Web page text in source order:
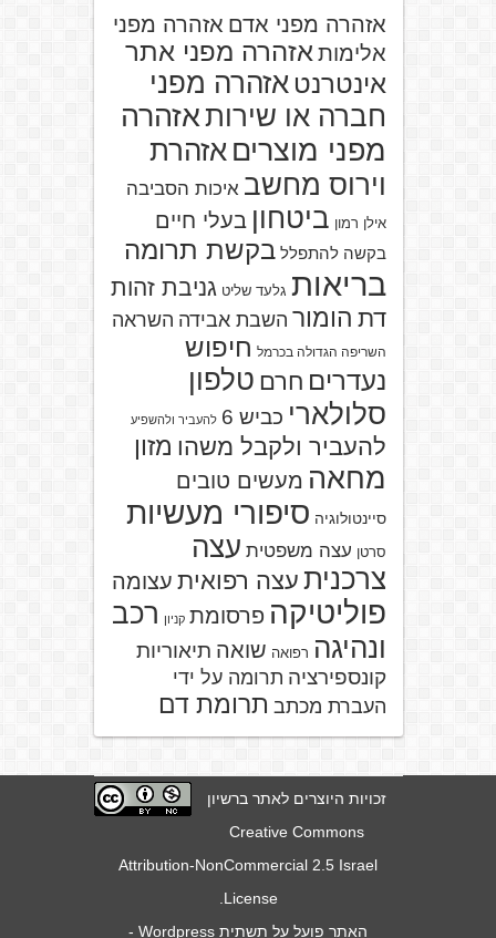
אזהרה מפני אדם אזהרה מפני
אלימות אזהרה מפני אתר
אינטרנט אזהרה מפני
חברה או שירותאזהרה
מפני מוצרים אזהרת
וירוס מחשב איכות הסביבה
אילן רמון ביטחון בעלי חיים
בקשה להתפלל בקשת תרומה
בריאות גלעד שליט גניבת זהות
דת הומור השבת אבידה השראה
השריפה הגדולה בכרמל חיפוש
נעדרים חרם טלפון
סלולארי כביש 6 להעביר ולהשפיע
להעביר ולקבל משהו מזון
מחאה מעשים טובים
סיינטולוגיה סיפורי מעשיות
סרטן עצה משפטית עצה
צרכנית עצה רפואית עצומה
פוליטיקה פרסומת קניון רכב
ונהיגה רפואה שואה תיאוריות
קונספירציה תרומה על ידי
העברת מכתב תרומת דם
זכויות היוצרים לאתר ברשיון
Creative Commons
Attribution-NonCommercial 2.5 Israel
License
האתר פועל על תשתית Wordpress
-